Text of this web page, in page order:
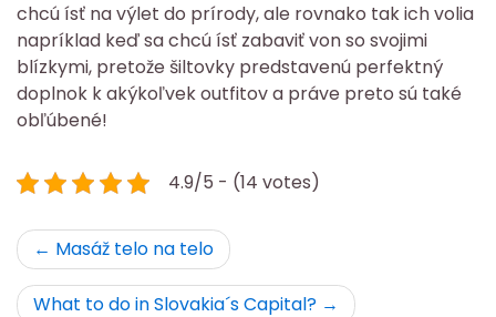
chcú ísť na výlet do prírody, ale rovnako tak ich volia
napríklad keď sa chcú ísť zabaviť von so svojimi
blízkymi, pretože šiltovky predstavenú perfektný
doplnok k akýkoľvek outfitov a práve preto sú také
obľúbené!
4.9/5 - (14 votes)
Navigace
pro
Masáž telo na telo
What to do in Slovakia´s Capital?